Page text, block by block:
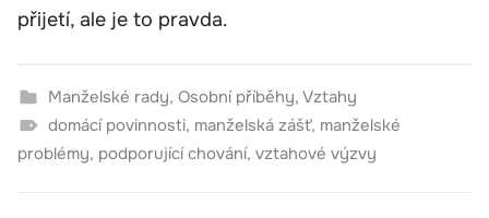
přijetí, ale je to pravda.
Manželské rady, Osobní příběhy, Vztahy
domácí povinnosti, manželská zášť, manželské
problémy, podporující chování, vztahové výzvy